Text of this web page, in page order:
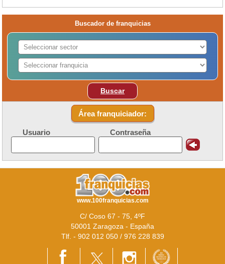
Buscador de franquicias
Buscar
Área franquiciador:
Usuario Contraseña
www.100franquicias.com
C/ Coso 67 - 75, 4ºF
50001 Zaragoza - España
Tlf. - 902 012 050 / 976 228 839